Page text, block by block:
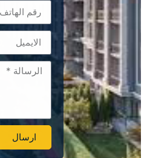
ارسال